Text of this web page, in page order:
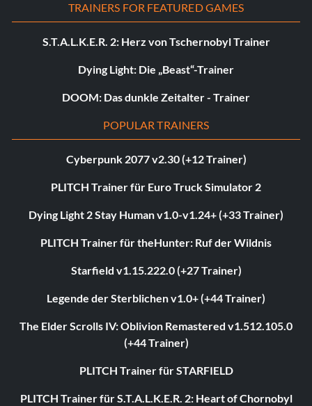
TRAINERS FOR FEATURED GAMES
S.T.A.L.K.E.R. 2: Herz von Tschernobyl Trainer
Dying Light: Die „Beast“-Trainer
DOOM: Das dunkle Zeitalter - Trainer
POPULAR TRAINERS
Cyberpunk 2077 v2.30 (+12 Trainer)
PLITCH Trainer für Euro Truck Simulator 2
Dying Light 2 Stay Human v1.0-v1.24+ (+33 Trainer)
PLITCH Trainer für theHunter: Ruf der Wildnis
Starfield v1.15.222.0 (+27 Trainer)
Legende der Sterblichen v1.0+ (+44 Trainer)
The Elder Scrolls IV: Oblivion Remastered v1.512.105.0
(+44 Trainer)
PLITCH Trainer für STARFIELD
PLITCH Trainer für S.T.A.L.K.E.R. 2: Heart of Chornobyl